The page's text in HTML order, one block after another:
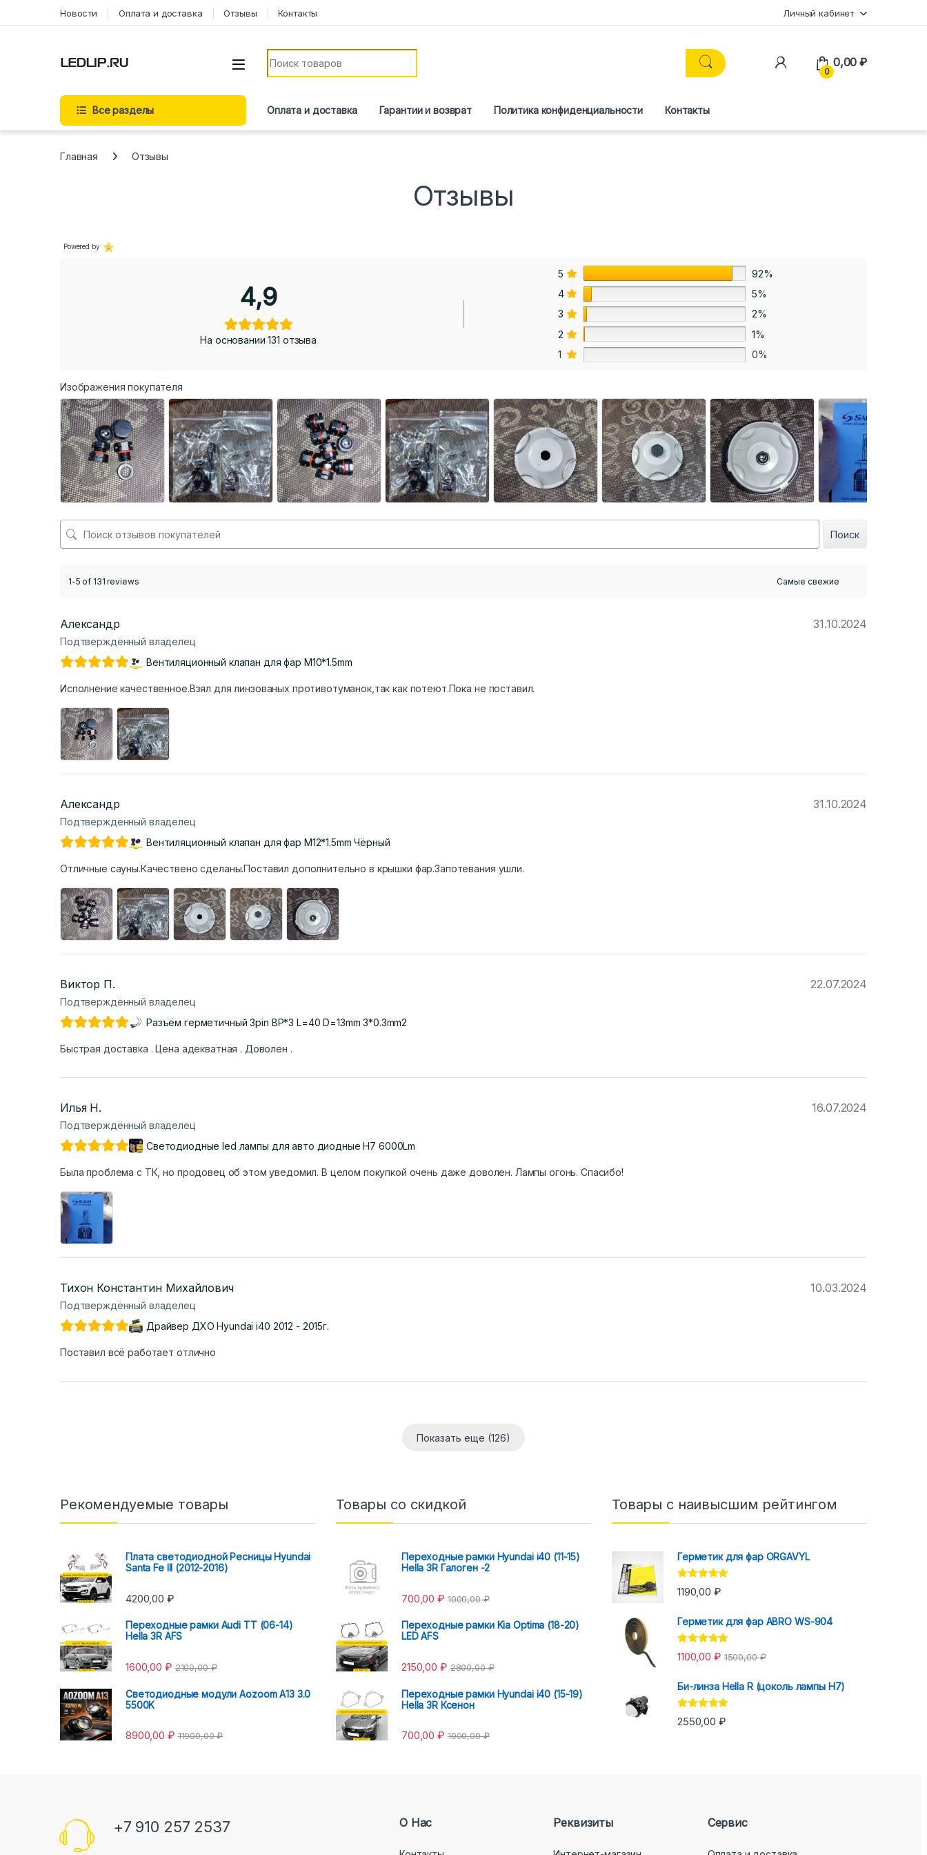
Перейти к содержимому
Новости Оплата и доставка Отзывы Контакты Личный кабинет
Искать:
0
0,00₽
Все разделы Оплата и доставка Гарантии и возврат Политика конфиденциальности Контакты
Главная Отзывы
Отзывы
Powered by
4,9
На основании 131 отзыва
5
92%
4
5%
3
2%
2
1%
1
0%
Изображения покупателя
Поиск
1-5 of 131 reviews
Александр
Подтверждённый владелец
31.10.2024
Вентиляционный клапан для фар М10*1.5mm
Исполнение качественное.Взял для линзованых противотуманок,так как потеют.Пока не поставил.
Александр
Подтверждённый владелец
31.10.2024
Вентиляционный клапан для фар М12*1.5mm Чёрный
Отличные сауны.Качествено сделаны.Поставил дополнительно в крышки фар.Запотевания ушли.
Виктор П.
Подтверждённый владелец
22.07.2024
Разъём герметичный 3pin BP*3 L=40 D=13mm 3*0.3mm2
Быстрая доставка . Цена адекватная . Доволен .
Илья Н.
Подтверждённый владелец
16.07.2024
Светодиодные led лампы для авто диодные H7 6000Lm
Была проблема с ТК, но продовец об этом уведомил. В целом покупкой очень даже доволен. Лампы огонь. Спасибо!
Тихон Константин Михайлович
Подтверждённый владелец
10.03.2024
Драйвер ДХО Hyundai i40 2012 - 2015г.
Поставил всё работает отлично
Показать еще (126)
Рекомендуемые товары
Плата светодиодной Ресницы Hyundai
Santa Fe III (2012-2016)
4200,00 ₽
Переходные рамки Audi TT (06-14)
Hella 3R AFS
1600,00 ₽ 2100,00₽
Светодиодные модули Aozoom A13 3.0
5500K
8900,00 ₽ 11900,00₽
Товары со скидкой
Переходные рамки Hyundai i40 (11-15)
Hella 3R Галоген -2
700,00₽ 1000,00₽
Переходные рамки Kia Optima (18-20)
LED AFS
2150,00 ₽ 2800,00₽
Переходные рамки Hyundai i40 (15-19)
Hella 3R Ксенон
700,00₽ 1000,00₽
Товары с наивысшим рейтингом
Герметик для фар ORGAVYL
Оценка 5.00
из 5
1190,00 ₽
Герметик для фар ABRO WS-904
Оценка 5.00
из 5
1100,00 ₽ 1500,00₽
Би-линза Hella R (цоколь лампы H7)
Оценка5.00
из 5
2550,00 ₽
+7 910 257 2537 О Нас Реквизиты Сервис